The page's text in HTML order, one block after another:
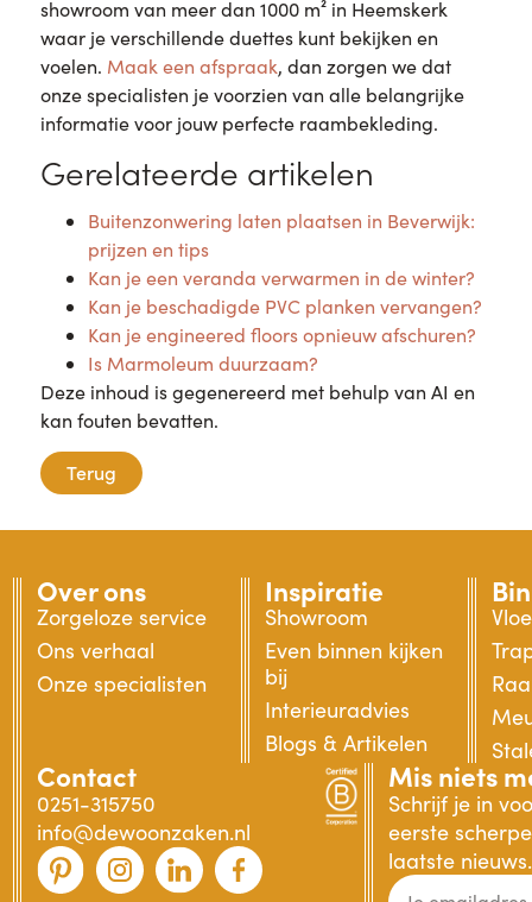
showroom van meer dan 1000 m² in Heemskerk
waar je verschillende duettes kunt bekijken en
voelen. Maak een afspraak, dan zorgen we dat
onze specialisten je voorzien van alle belangrijke
informatie voor jouw perfecte raambekleding.
Gerelateerde artikelen
Buitenzonwering laten plaatsen in Beverwijk:
prijzen en tips
Kan je een veranda verwarmen in de winter?
Kan je beschadigde PVC planken vervangen?
Kan je engineered floors opnieuw afschuren?
Is Marmoleum duurzaam?
Deze inhoud is gegenereerd met behulp van AI en
kan fouten bevatten.
Terug
Over ons
Zorgeloze service
Ons verhaal
Onze specialisten
Inspiratie
Showroom
Even binnen kijken
bij
Interieuradvies
Blogs & Artikelen
Contact
0251-315750
info@dewoonzaken.nl
Mis niets
Schrijf je in
eerste
laatste nieuws.